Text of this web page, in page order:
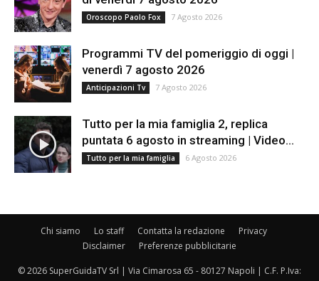
Oroscopo Paolo Fox 7 Agosto 2026
Programmi TV del pomeriggio di oggi |
venerdì 7 agosto 2026
Anticipazioni Tv 7 Agosto 2026
Tutto per la mia famiglia 2, replica
puntata 6 agosto in streaming | Video...
Tutto per la mia famiglia 6 Agosto 2026
Chi siamo Lo staff Contatta la redazione
Privacy
Disclaimer
Preferenze pubblicitarie
© 2026 SuperGuidaTV Srl | Via Cimarosa 65 - 80127 Napoli | C.F. P.Iva: